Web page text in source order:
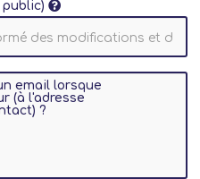
email lorsque
(à l'adresse
?